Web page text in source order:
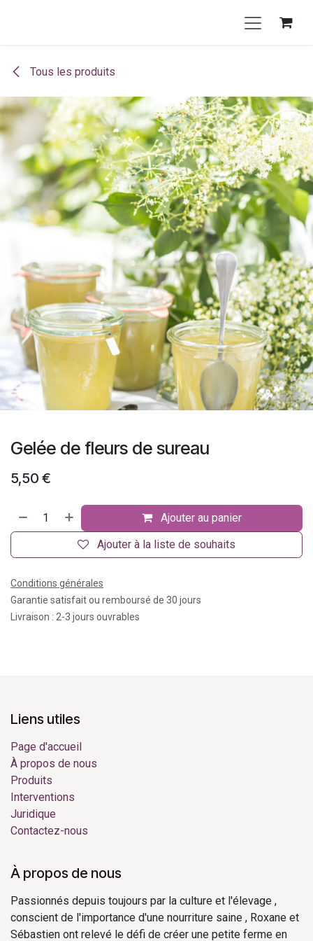
Tous les produits
Gelée de fleurs de sureau
5,50 €
Ajouter au panier
Ajouter à la liste de souhaits
Conditions générales
Garantie satisfait ou remboursé de 30 jours
Livraison : 2-3 jours ouvrables
Liens utiles
Page d'accueil
À propos de nous
Produits
Interventions
Juridique
Contactez-nous
À propos de nous
Passionnés depuis toujours par la culture et l'élevage ,
conscient de l'importance d'une nourriture saine , Roxane et
Sébastien ont relevé le défi de créer une petite ferme en